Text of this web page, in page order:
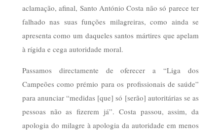
aclamação, afinal, Santo António Costa não só parece ter
falhado nas suas funções milagreiras, como ainda se
apresenta como um daqueles santos mártires que apelam
à rígida e cega autoridade moral.
Passamos directamente de oferecer a “Liga dos
Campeões como prémio para os profissionais de saúde”
para anunciar “medidas [que] só [serão] autoritárias se as
pessoas não as fizerem já”. Costa passou, assim, da
apologia do milagre à apologia da autoridade em menos